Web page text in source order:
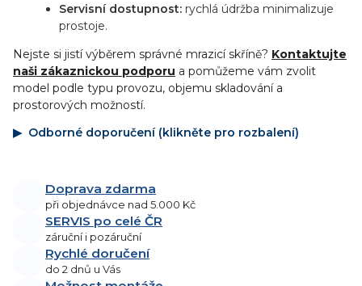
Servisní dostupnost:rychlá údržba minimalizuje
prostoje.
Nejste si jistí výběrem správné mrazicí skříně? Kontaktujte
naši zákaznickou podporu a pomůžeme vám zvolit
model podle typu provozu, objemu skladování a
prostorových možností.
Odborné doporučení (klikněte pro rozbalení)
Doprava zdarma
při objednávce nad 5.000 Kč
SERVIS po celé ČR
záruční i pozáruční
Rychlé doručení
do 2 dnů u Vás